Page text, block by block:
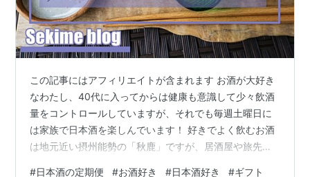
この記事にはアフィリエイトが含まれます お酒が大好き
なわたし、40代に入ってからは健康も意識して少々飲酒
量をコントロールしていますが、それでも毎週土曜日に
は家族で日本酒を楽しんでいます！ 好きでよく飲むお酒
は地元近い摂州能勢の「秋鹿」ですが、居酒屋や旅先で
#日本酒の定期便 #お酒好き #日本酒好き #ギフト